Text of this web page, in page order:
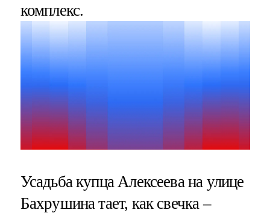
комплекс.
Усадьба купца Алексеева на улице
Бахрушина тает, как свечка –